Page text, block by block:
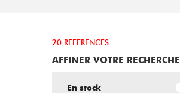
20 REFERENCES
AFFINER VOTRE RECHERCHE
En stock